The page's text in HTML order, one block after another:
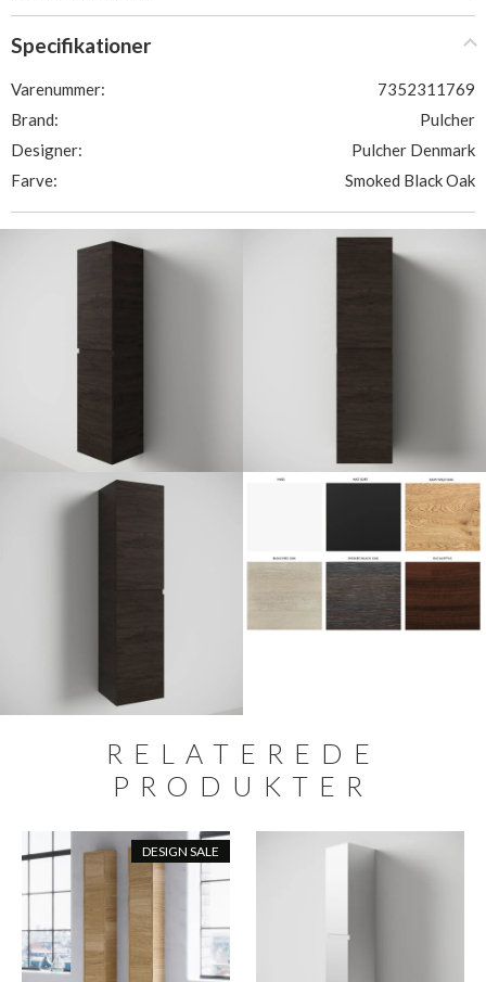
Specifikationer
Varenummer:
7352311769
Brand:
Pulcher
Designer:
Pulcher Denmark
Farve:
Smoked Black Oak
RELATEREDE
PRODUKTER
DESIGN SALE